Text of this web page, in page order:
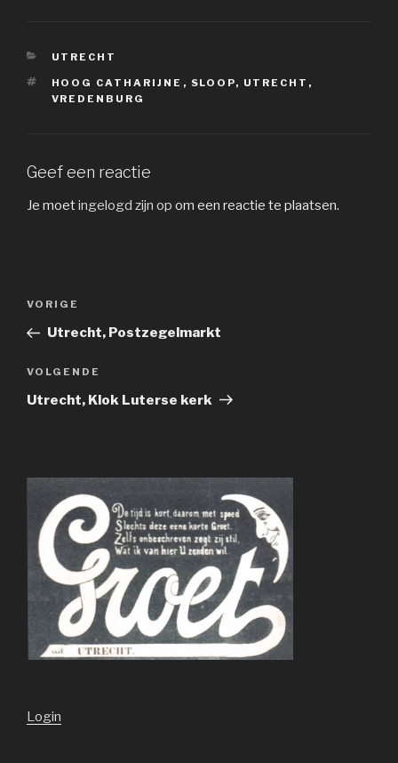
CATEGORIEËN
UTRECHT
TAGS
HOOG CATHARIJNE , SLOOP, UTRECHT ,
VREDENBURG
Geef een reactie
Je moetingelogd zijn op om een reactie te plaatsen.
Vorig
bericht
VORIGE
Utrecht, Postzegelmarkt
Volgend
bericht
VOLGENDE
Utrecht, Klok Luterse kerk
Login